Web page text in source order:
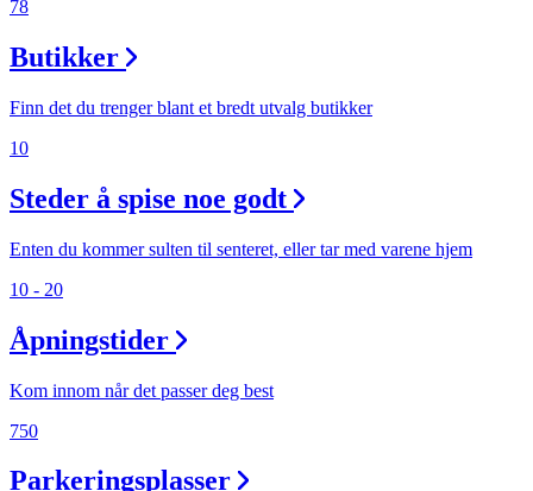
78
Butikker
Finn det du trenger blant et bredt utvalg butikker
10
Steder å spise noe godt
Enten du kommer sulten til senteret, eller tar med varene hjem
10 - 20
Åpningstider
Kom innom når det passer deg best
750
Parkeringsplasser